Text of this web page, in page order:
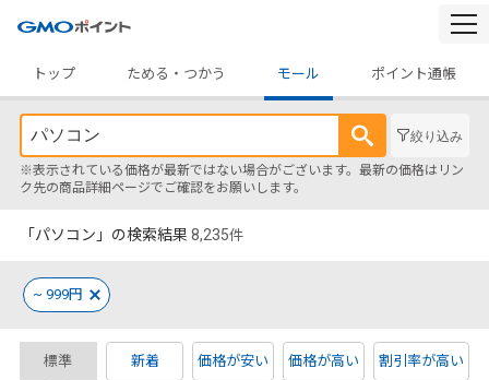
トップ
ためる・つかう モール ポイント通帳
絞り込み
※表示されている価格が最新ではない場合がございます。最新の価格はリン
ク先の商品詳細ページでご確認をお願いします。
「パソコン」の検索結果 8,235件
~ 999円
標準 新着 価格が安い 価格が高い 割引率が高い